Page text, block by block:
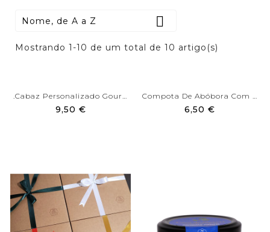
Nome, de A a Z 
Mostrando 1-10 de um total de 10 artigo(s)
9,50 € 6,50 €